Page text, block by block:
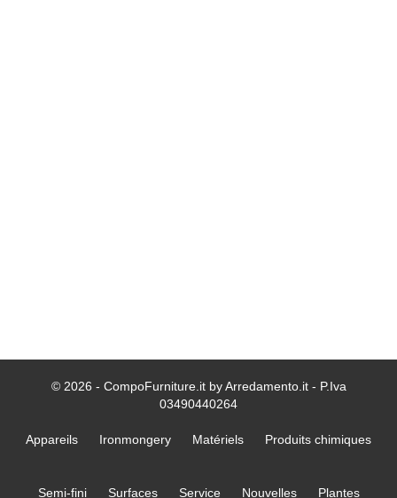
© 2026 - CompoFurniture.it by Arredamento.it - P.Iva
03490440264
Appareils Ironmongery Matériels Produits chimiques
Semi-fini Surfaces Service Nouvelles Plantes